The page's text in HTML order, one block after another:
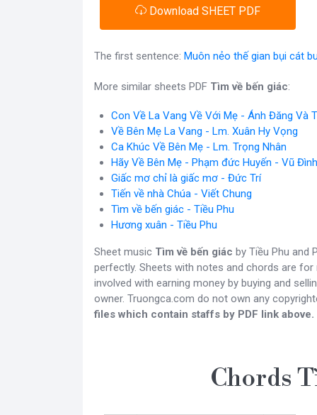
Download SHEET PDF
The first sentence: Muôn nẻo thế gian bụi cát
More similar sheets PDF Tìm về bến giác:
Con Về La Vang Về Với Mẹ - Ánh Đăng Và
Về Bên Mẹ La Vang - Lm. Xuân Hy Vọng
Ca Khúc Về Bên Mẹ - Lm. Trọng Nhân
Hãy Về Bên Mẹ - Phạm đức Huyến - Vũ
Giấc mơ chỉ là giấc mơ - Đức Trí
Tiến về nhà Chúa - Viết Chung
Tìm về bến giác - Tiều Phu
Hương xuân - Tiều Phu
Sheet music Tìm về bến giác by Tiều Phu and
perfectly. Sheets with notes and chords are
involved with earning money by buying and
owner. Truongca.com do not own any
files which contain staffs by PDF link above.
Chords